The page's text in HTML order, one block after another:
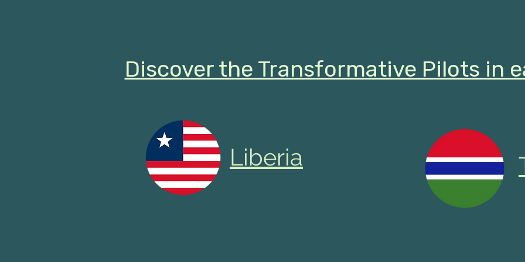
Discover the Transformative Pilots in
Liberia